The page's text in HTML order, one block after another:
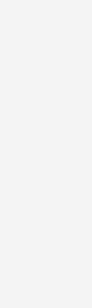
CO₂-
CO₂-
km; CO2-
km; CO2-
km; CO2-